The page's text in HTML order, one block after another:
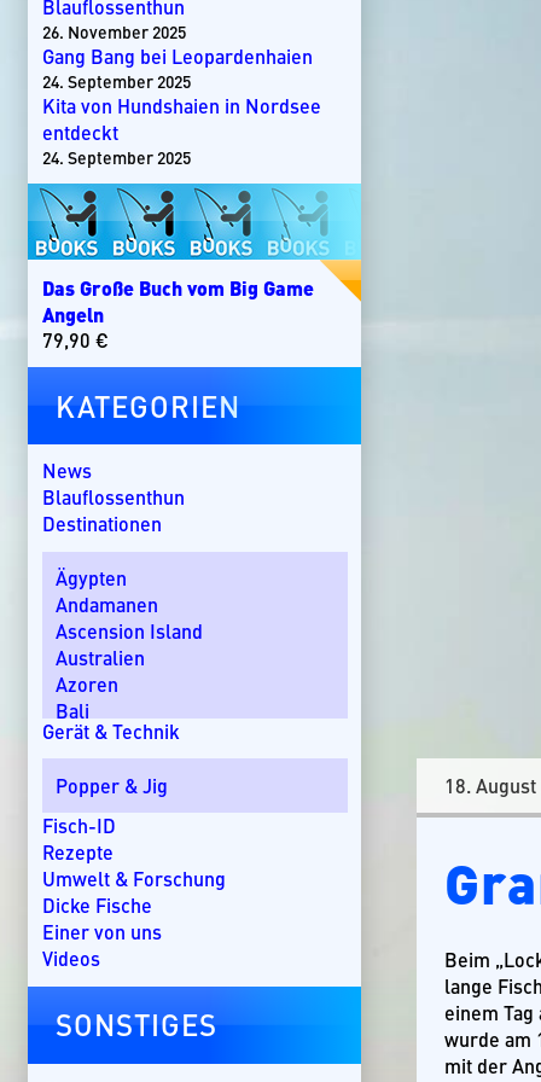
18.
Beim
lange
einem
wurde am
mit der
Blauflossenthun
26. November 2025
Gang Bang bei Leopardenhaien
24. September 2025
Kita von Hundshaien in Nordsee
entdeckt
24. September 2025
Das Große Buch vom Big Game
Angeln
79,90 €
KATEGORIEN
News
Blauflossenthun
Destinationen
Ägypten
Andamanen
Ascension Island
Australien
Azoren
Bali
Bom Bom Island
Costa Rica
Dänemark
Dominikanische Republik
Ebro-Delta
England
Florida
Griechenland
Guatemala
Kap Verde
Gerät & Technik
Popper & Jig
Fisch-ID
Rezepte
Umwelt & Forschung
Dicke Fische
Einer von uns
Videos
SONSTIGES